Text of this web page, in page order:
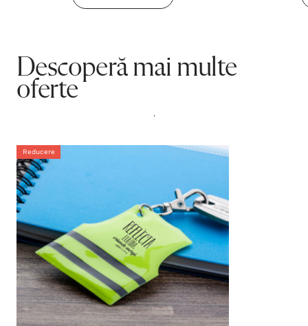
Descoperă mai multe
oferte
.
Reducere